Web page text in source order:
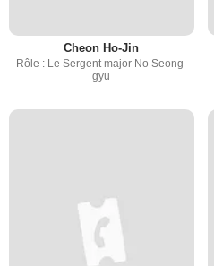
Cheon Ho-Jin
Rôle : Le Sergent major No Seong-
gyu